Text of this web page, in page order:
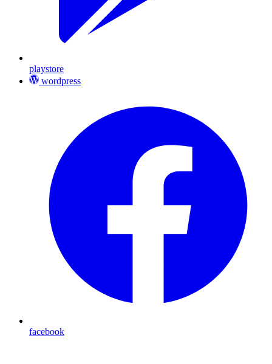
playstore
wordpress
facebook